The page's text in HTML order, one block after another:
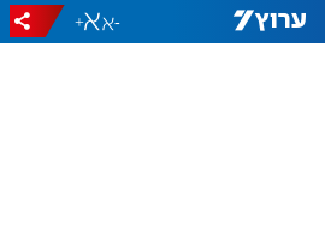
-
+